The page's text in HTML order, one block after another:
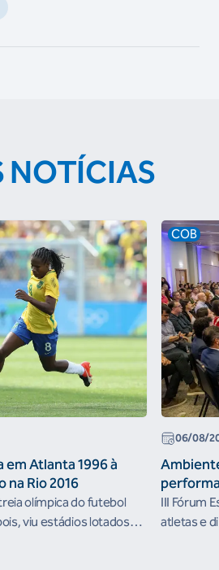
NOTÍCIAS
Atlanta 1996 à
na Rio 2016
olímpica do futebol
viu estádios lotados
COB
06/08/
III Fórum
atletas e